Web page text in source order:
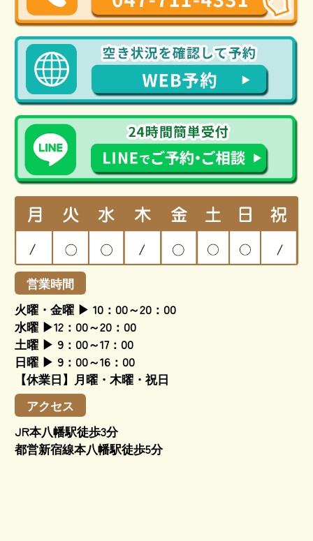
営業時間
火曜・金曜 ▶ 10：00～20：00
水曜 ▶12：00～20：00
土曜 ▶ 9：00～17：00
日曜 ▶ 9：00～16：00
【休業日】月曜・木曜・祝日
アクセス
JR本八幡駅徒歩3分
都営新宿線本八幡駅徒歩5分